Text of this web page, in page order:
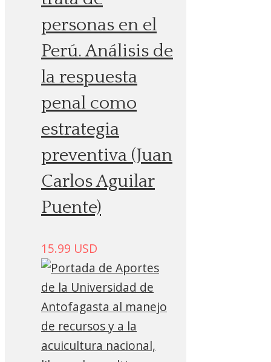
personas en el
Perú. Análisis de
la respuesta
penal como
estrategia
preventiva (Juan
Carlos Aguilar
Puente)
15.99 USD